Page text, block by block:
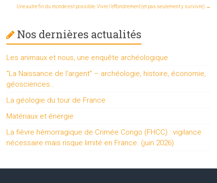
Une autre fin du monde est possible. Vivre l’effondrement (et pas seulement y survivre) →
Nos dernières actualités
Les animaux et nous, une enquête archéologique
“La Naissance de l’argent” – archéologie, histoire, économie,
géosciences…
La géologie du tour de France
Matériaux et énergie
La fièvre hémorragique de Crimée Congo (FHCC) : vigilance
nécessaire mais risque limité en France. (juin 2026)